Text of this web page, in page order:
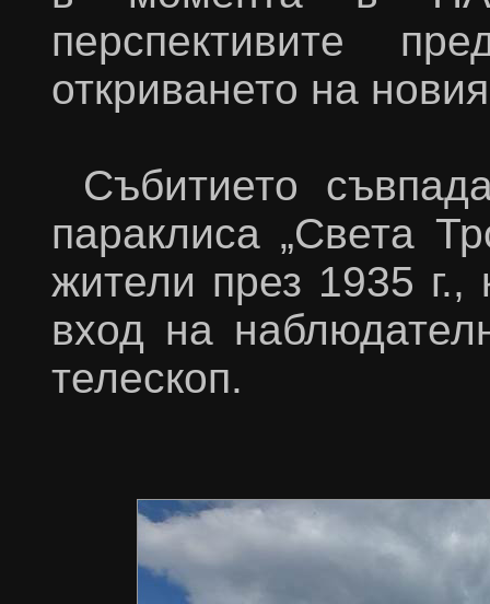
перспективите
откриването на
Събитието
параклиса „Света
жители през 1935
вход на
телескоп.